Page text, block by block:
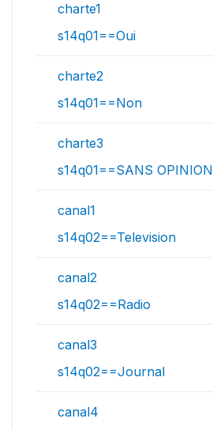
charte1
s14q01==Oui
charte2
s14q01==Non
charte3
s14q01==SANS OPINION
canal1
s14q02==Television
canal2
s14q02==Radio
canal3
s14q02==Journal
canal4